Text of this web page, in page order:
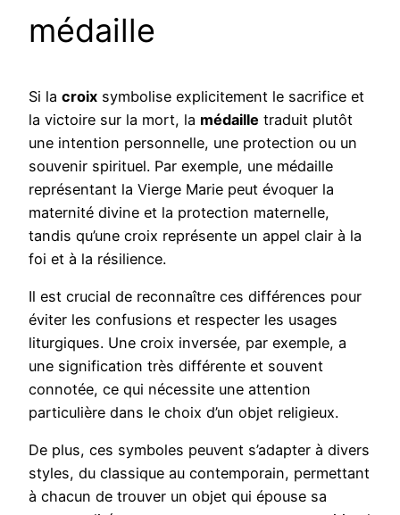
médaille
Si la croix symbolise explicitement le sacrifice et
la victoire sur la mort, la médaille traduit plutôt
une intention personnelle, une protection ou un
souvenir spirituel. Par exemple, une médaille
représentant la Vierge Marie peut évoquer la
maternité divine et la protection maternelle,
tandis qu’une croix représente un appel clair à la
foi et à la résilience.
Il est crucial de reconnaître ces différences pour
éviter les confusions et respecter les usages
liturgiques. Une croix inversée, par exemple, a
une signification très différente et souvent
connotée, ce qui nécessite une attention
particulière dans le choix d’un objet religieux.
De plus, ces symboles peuvent s’adapter à divers
styles, du classique au contemporain, permettant
à chacun de trouver un objet qui épouse sa